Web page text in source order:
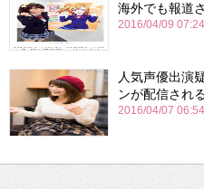
海外でも報道
2016/04/09 07:24
人気声優出演
ンが配信され
2016/04/07 06:54